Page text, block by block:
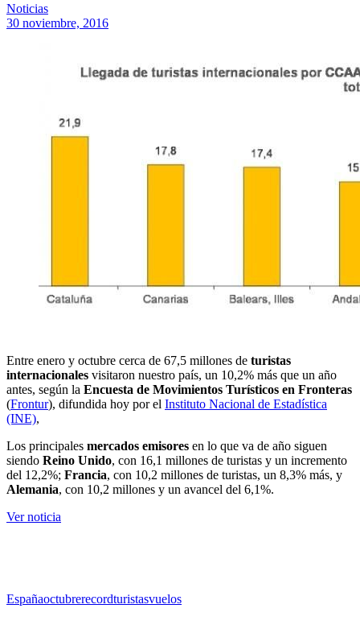
Noticias
30 noviembre, 2016
Entre enero y octubre cerca de 67,5 millones de turistas
internacionales visitaron nuestro país, un 10,2% más que un año
antes, según la Encuesta de Movimientos Turísticos en Fronteras
(Frontur), difundida hoy por el Instituto Nacional de Estadística
(INE),
Los principales mercados emisores en lo que va de año siguen
siendo Reino Unido, con 16,1 millones de turistas y un incremento
del 12,2%; Francia, con 10,2 millones de turistas, un 8,3% más, y
Alemania, con 10,2 millones y un avancel del 6,1%.
Ver noticia
Españaoctubrerecordturistasvuelos